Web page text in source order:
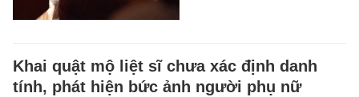
Khai quật mộ liệt sĩ chưa xác định danh
tính, phát hiện bức ảnh người phụ nữ